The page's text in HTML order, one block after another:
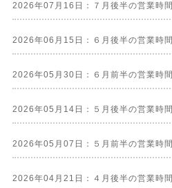
2026年07月16日：７月後半の営業時
2026年06月15日：６月後半の営業時
2026年05月30日：６月前半の営業時
2026年05月14日：５月後半の営業時
2026年05月07日：５月前半の営業時
2026年04月21日：４月後半の営業時